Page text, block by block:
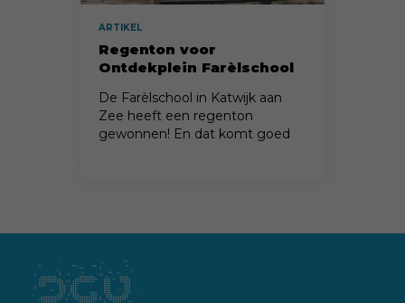
ARTIKEL
Regenton voor
Ontdekplein Farèlschool
De Farèlschool in Katwijk aan
Zee heeft een regenton
gewonnen! En dat komt goed